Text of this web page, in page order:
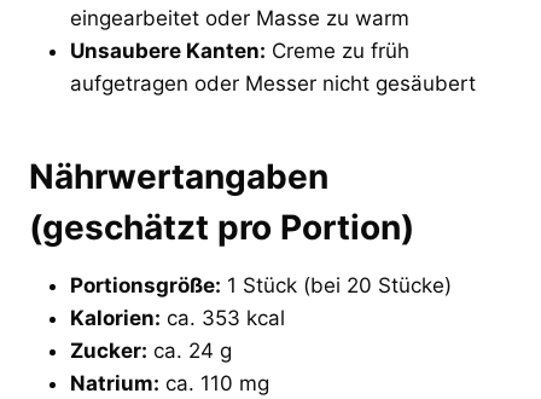
eingearbeitet oder Masse zu warm
Unsaubere Kanten: Creme zu früh
aufgetragen oder Messer nicht gesäubert
Nährwertangaben
(geschätzt pro Portion)
Portionsgröße: 1 Stück (bei 20 Stücke)
Kalorien: ca. 353 kcal
Zucker: ca. 24 g
Natrium: ca. 110 mg